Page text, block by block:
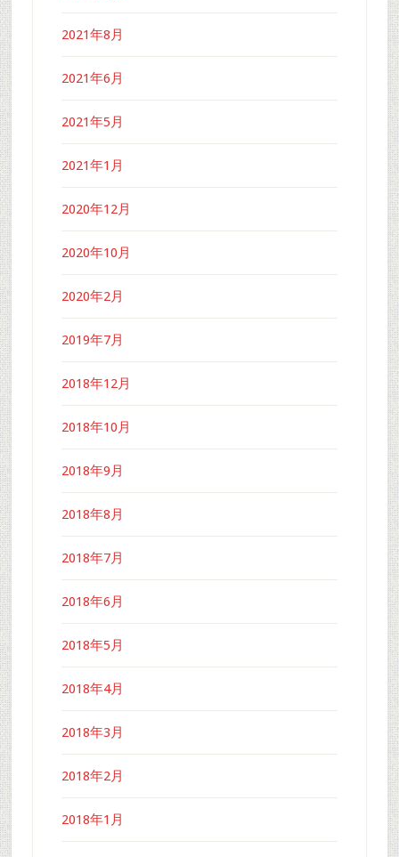
2021年8月
2021年6月
2021年5月
2021年1月
2020年12月
2020年10月
2020年2月
2019年7月
2018年12月
2018年10月
2018年9月
2018年8月
2018年7月
2018年6月
2018年5月
2018年4月
2018年3月
2018年2月
2018年1月